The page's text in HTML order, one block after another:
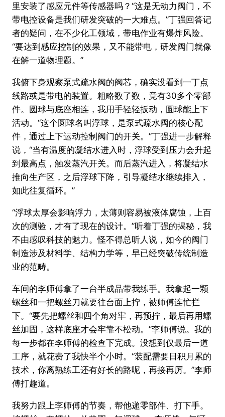
里安装了感应元件等传感器吗？“这是无动力阀门，不
带电控设备是我们研发突破的一大难点。”丁强回答记
者的疑问，在不少化工领域，带电作业有爆炸风险。
“要达到感应控制的效果，又不能带电，研发阀门就像
在解一道物理题。”
我俯下身观察泵式疏水阀的阀芯，确实没看到一丁点
线路或是带电的装置。粗略数了数，竟有30多个零部
件。圆球与底座相连，我用手轻轻扳动，圆球能上下
活动。“这个圆球名叫浮球，是泵式疏水阀的核心配
件，通过上下运动控制阀门的开关。”丁强进一步解释
说，“当有温度的凝结水进入时，浮球受到压力会升起
到最高点，触发蒸汽开关。而后蒸汽进入，将凝结水
推向生产区，之后浮球下降，引导凝结水继续排入，
如此往复循环。”
“浮球太厚会影响浮力，太薄则容易被液体腐蚀，上百
次的测验，才有了现在的设计。”听着丁强的揭秘，我
不由感叹科技的魅力。怪不得总听人说，如今的阀门
制造涉及材料学、结构力学等，早已经突破传统制造
业的范畴。
车间的李师傅拿了一台半成品带我练手。我拿起一颗
螺丝和一把螺丝刀就要往台面上拧，被师傅连忙拦
下。“要先把螺丝和四个角对牢，再预拧，最后再用螺
丝加固，这样底座才会牢靠不松动。”李师傅说。我的
每一步都在李师傅的检查下完成。没想到仅最后一道
工序，就花费了我快半个小时。“装配需要日积月累的
技术，你离熟练工还有好长的路呢，再接再厉。”李师
傅打趣道。
我努力跟上李师傅的节奏，帮他递零部件、打下手。